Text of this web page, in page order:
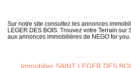
Sur notre site consultez les annonces
LEGER DES BOIS. Trouvez votre Terrain sur
aux annonces immobilières de NEGO for you.
Immobilier SAINT LEGER DES